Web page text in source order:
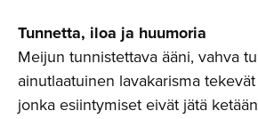
Tunnetta, iloa ja huumoria
Meijun tunnistettava ääni, vahva
ainutlaatuinen lavakarisma
jonka esiintymiset eivät jätä